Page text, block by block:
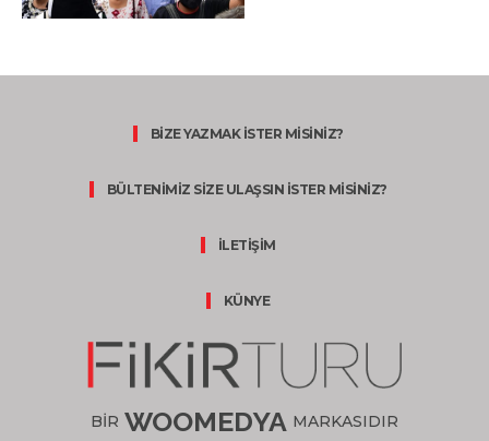
BİZE YAZMAK İSTER MİSİNİZ?
BÜLTENİMİZ SİZE ULAŞSIN İSTER MİSİNİZ?
İLETİŞİM
KÜNYE
BİR WOOMEDYA MARKASIDIR